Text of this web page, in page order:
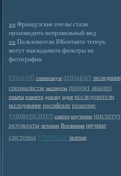
>> Французские пчелы стали
производить неправильный мед
>> Пользователи ВКонтакте теперь
могут накладывать фильтры на
фотографии
способ симпозиум аппарат экспедиции
специалисты эксперты проектанализ
опыты планета доклад идея исследователи
исследование российских решение
университет синтез изучение институт
результаты лечение Вселенная научные
системы ученые экипаж